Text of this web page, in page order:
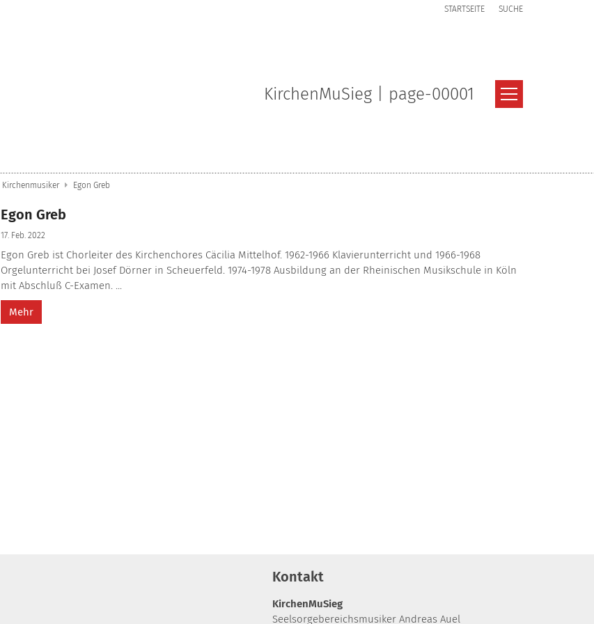
STARTSEITE SUCHE
KirchenMuSieg | page-00001
Kirchenmusiker Egon Greb
Egon Greb
17. Feb. 2022
Egon Greb ist Chorleiter des Kirchenchores Cäcilia Mittelhof. 1962-1966 Klavierunterricht und 1966-1968
Orgelunterricht bei Josef Dörner in Scheuerfeld. 1974-1978 Ausbildung an der Rheinischen Musikschule in Köln
mit Abschluß C-Examen. ...
Mehr
Kontakt
KirchenMuSieg
Seelsorgebereichsmusiker Andreas Auel